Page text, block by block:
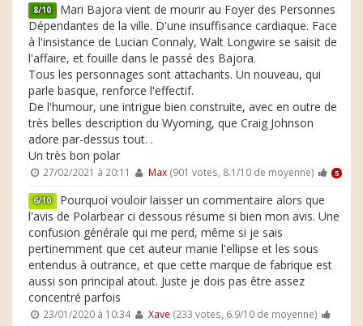
8/10 Mari Bajora vient de mourir au Foyer des Personnes
Dépendantes de la ville. D'une insuffisance cardiaque. Face
à l'insistance de Lucian Connaly, Walt Longwire se saisit de
l'affaire, et fouille dans le passé des Bajora.
Tous les personnages sont attachants. Un nouveau, qui
parle basque, renforce l'effectif.
De l'humour, une intrigue bien construite, avec en outre de
très belles description du Wyoming, que Craig Johnson
adore par-dessus tout. .
Un très bon polar
27/02/2021 à 20:11 Max(901 votes, 8.1/10 de moyenne) 5
6/10 Pourquoi vouloir laisser un commentaire alors que
l'avis de Polarbear ci dessous résume si bien mon avis. Une
confusion générale qui me perd, même si je sais
pertinemment que cet auteur manie l'ellipse et les sous
entendus à outrance, et que cette marque de fabrique est
aussi son principal atout. Juste je dois pas être assez
concentré parfois
23/01/2020 à 10:34 Xave (233 votes, 6.9/10 de moyenne)